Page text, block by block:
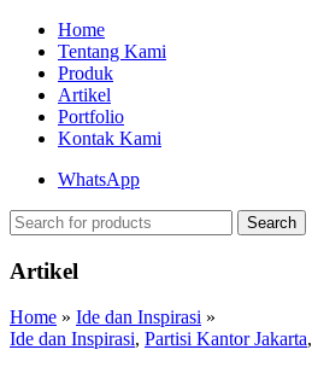
Home
Tentang Kami
Produk
Artikel
Portfolio
Kontak Kami
WhatsApp
Search
Artikel
Home » Ide dan Inspirasi »
Ide dan Inspirasi, Partisi Kantor Jakarta,